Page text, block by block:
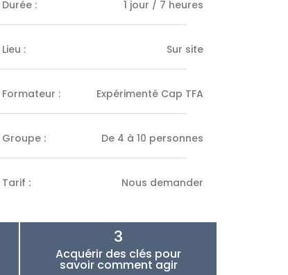
Durée : 1 jour / 7 heures
Lieu : Sur site
Formateur : Expérimenté Cap TFA
Groupe : De 4 à 10 personnes
Tarif : Nous demander
3
Acquérir des clés pour
savoir comment agir